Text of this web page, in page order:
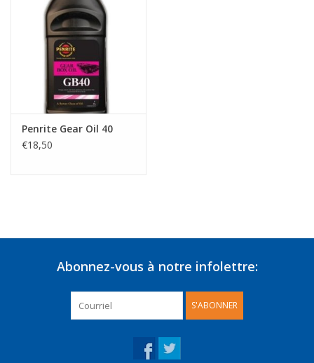
Penrite Gear Oil 40
€18,50
Abonnez-vous à notre infolettre:
S'ABONNER